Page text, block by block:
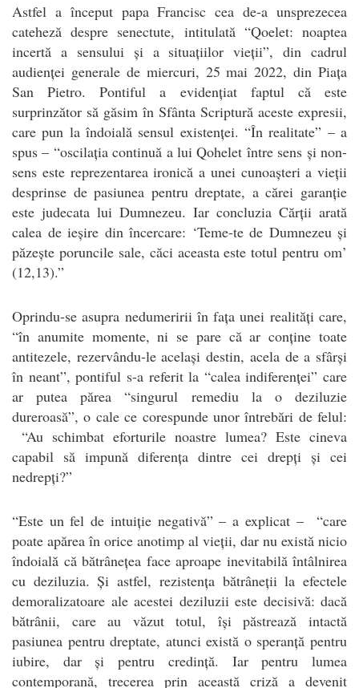
Astfel a început papa Francisc cea de-a unsprezecea
cateheză despre senectute, intitulată “Qoelet: noaptea
incertă a sensului și a situațiilor vieții”, din cadrul
audienței generale de miercuri, 25 mai 2022, din Piața
San Pietro. Pontiful a evidențiat faptul că este
surprinzător să găsim în Sfânta Scriptură aceste expresii,
care pun la îndoială sensul existenței. “În realitate” – a
spus – “oscilația continuă a lui Qohelet între sens și non-
sens este reprezentarea ironică a unei cunoașteri a vieții
desprinse de pasiunea pentru dreptate, a cărei garanție
este judecata lui Dumnezeu. Iar concluzia Cărții arată
calea de ieșire din încercare: ‘Teme-te de Dumnezeu și
păzește poruncile sale, căci aceasta este totul pentru om’
(12,13).”
Oprindu-se asupra nedumeririi în fața unei realități care,
“în anumite momente, ni se pare că ar conține toate
antitezele, rezervându-le același destin, acela de a sfârși
în neant”, pontiful s-a referit la “calea indiferenței” care
ar putea părea “singurul remediu la o deziluzie
dureroasă”, o cale ce corespunde unor întrebări de felul:
“Au schimbat eforturile noastre lumea? Este cineva
capabil să impună diferența dintre cei drepți și cei
nedrepți?”
“Este un fel de intuiție negativă” – a explicat – “care
poate apărea în orice anotimp al vieții, dar nu există nicio
îndoială că bătrânețea face aproape inevitabilă întâlnirea
cu deziluzia. Și astfel, rezistența bătrâneții la efectele
demoralizatoare ale acestei deziluzii este decisivă: dacă
bătrânii, care au văzut totul, își păstrează intactă
pasiunea pentru dreptate, atunci există o speranță pentru
iubire, dar și pentru credință. Iar pentru lumea
contemporană, trecerea prin această criză a devenit